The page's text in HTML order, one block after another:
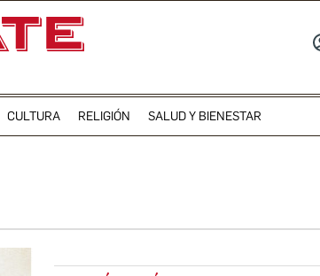
CULTURA RELIGIÓN SALUD Y BIENESTAR